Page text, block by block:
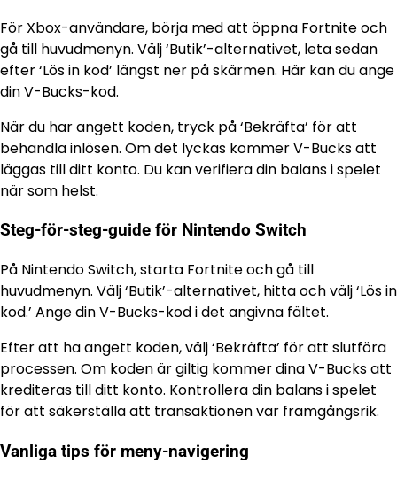
För Xbox-användare, börja med att öppna Fortnite och
gå till huvudmenyn. Välj ‘Butik’-alternativet, leta sedan
efter ‘Lös in kod’ längst ner på skärmen. Här kan du ange
din V-Bucks-kod.
När du har angett koden, tryck på ‘Bekräfta’ för att
behandla inlösen. Om det lyckas kommer V-Bucks att
läggas till ditt konto. Du kan verifiera din balans i spelet
när som helst.
Steg-för-steg-guide för Nintendo Switch
På Nintendo Switch, starta Fortnite och gå till
huvudmenyn. Välj ‘Butik’-alternativet, hitta och välj ‘Lös in
kod.’ Ange din V-Bucks-kod i det angivna fältet.
Efter att ha angett koden, välj ‘Bekräfta’ för att slutföra
processen. Om koden är giltig kommer dina V-Bucks att
krediteras till ditt konto. Kontrollera din balans i spelet
för att säkerställa att transaktionen var framgångsrik.
Vanliga tips för meny-navigering